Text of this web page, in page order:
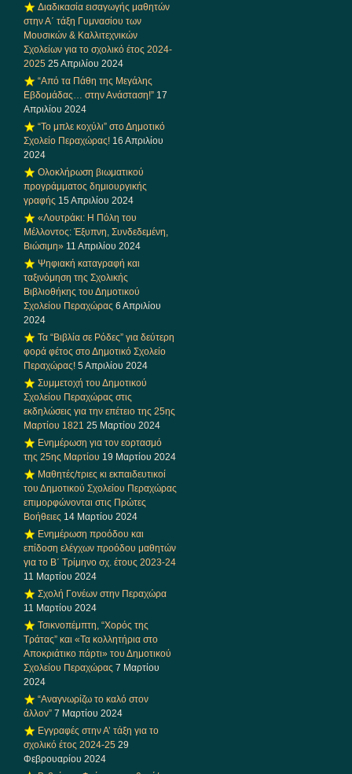
Διαδικασία εισαγωγής μαθητών
στην Α΄ τάξη Γυμνασίου των
Μουσικών & Καλλιτεχνικών
Σχολείων για το σχολικό έτος 2024-
2025 25 Απριλίου 2024
“Από τα Πάθη της Μεγάλης
Εβδομάδας… στην Ανάσταση!” 17
Απριλίου 2024
“Το μπλε κοχύλι” στο Δημοτικό
Σχολείο Περαχώρας! 16 Απριλίου
2024
Ολοκλήρωση βιωματικού
προγράμματος δημιουργικής
γραφής 15 Απριλίου 2024
«Λουτράκι: Η Πόλη του
Μέλλοντος: Έξυπνη, Συνδεδεμένη,
Βιώσιμη» 11 Απριλίου 2024
Ψηφιακή καταγραφή και
ταξινόμηση της Σχολικής
Βιβλιοθήκης του Δημοτικού
Σχολείου Περαχώρας 6 Απριλίου
2024
Τα “Βιβλία σε Ρόδες” για δεύτερη
φορά φέτος στο Δημοτικό Σχολείο
Περαχώρας! 5 Απριλίου 2024
Συμμετοχή του Δημοτικού
Σχολείου Περαχώρας στις
εκδηλώσεις για την επέτειο της 25ης
Μαρτίου 1821 25 Μαρτίου 2024
Ενημέρωση για τον εορτασμό
της 25ης Μαρτίου 19 Μαρτίου 2024
Μαθητές/τριες κι εκπαιδευτικοί
του Δημοτικού Σχολείου Περαχώρας
επιμορφώνονται στις Πρώτες
Βοήθειες 14 Μαρτίου 2024
Ενημέρωση προόδου και
επίδοση ελέγχων προόδου μαθητών
για το Β΄ Τρίμηνο σχ. έτους 2023-24
11 Μαρτίου 2024
Σχολή Γονέων στην Περαχώρα
11 Μαρτίου 2024
Τσικνοπέμπτη, “Χορός της
Τράτας” και «Τα κολλητήρια στο
Αποκριάτικο πάρτι» του Δημοτικού
Σχολείου Περαχώρας 7 Μαρτίου
2024
“Αναγνωρίζω το καλό στον
άλλον” 7 Μαρτίου 2024
Εγγραφές στην Α’ τάξη για το
σχολικό έτος 2024-25 29
Φεβρουαρίου 2024